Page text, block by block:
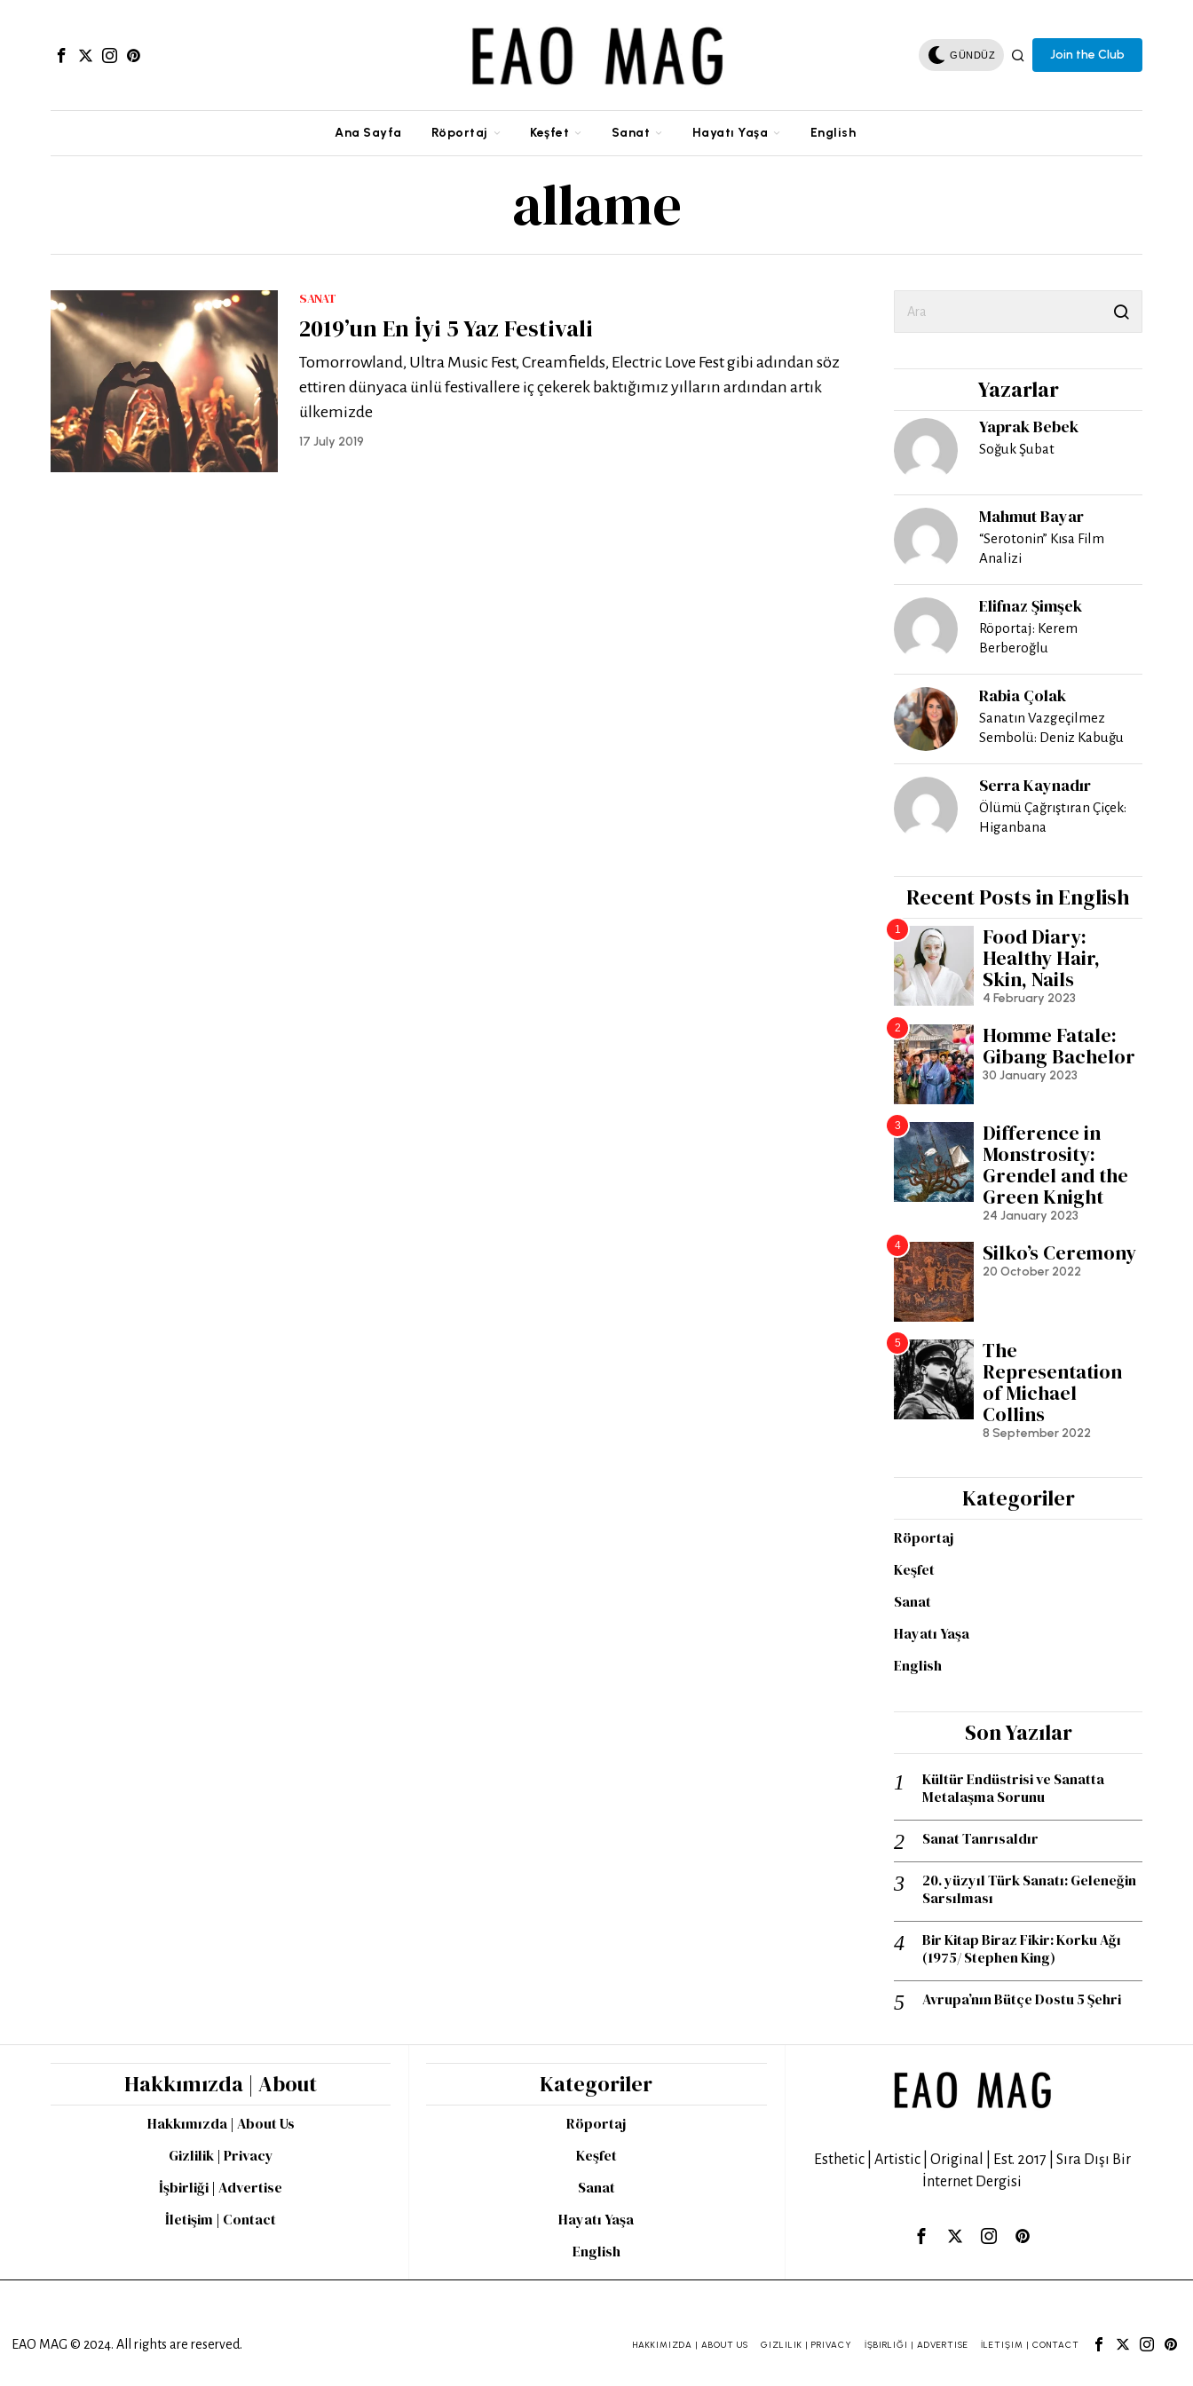
GÜNDÜZ Join the Club
Ana Sayfa Röportaj Keşfet Sanat Hayatı Yaşa English
allame
SANAT
2019’un En İyi 5 Yaz Festivali
Tomorrowland, Ultra Music Fest, Creamfields, Electric Love Fest gibi adından söz
ettiren dünyaca ünlü festivallere iç çekerek baktığımız yılların ardından artık
ülkemizde
17 July 2019
Yazarlar
Yaprak Bebek
Soğuk Şubat
Mahmut Bayar
“Serotonin” Kısa Film
Analizi
Elifnaz Şimşek
Röportaj: Kerem
Berberoğlu
Rabia Çolak
Sanatın Vazgeçilmez
Sembolü: Deniz Kabuğu
Serra Kaynadır
Ölümü Çağrıştıran Çiçek:
Higanbana
Recent Posts in English
1
Food Diary:
Healthy Hair,
Skin, Nails
4 February 2023
2
Homme Fatale:
Gibang Bachelor
30 January 2023
3
Difference in
Monstrosity:
Grendel and the
Green Knight
24 January 2023
4 Silko’s Ceremony
20 October 2022
5
The
Representation
of Michael
Collins
8 September 2022
Kategoriler
Röportaj
Keşfet
Sanat
Hayatı Yaşa
English
Son Yazılar
Kültür Endüstrisi ve Sanatta
Metalaşma Sorunu
Sanat Tanrısaldır
20. yüzyıl Türk Sanatı: Geleneğin
Sarsılması
Bir Kitap Biraz Fikir: Korku Ağı
(1975/ Stephen King)
Avrupa’nın Bütçe Dostu 5 Şehri
Hakkımızda | About
Hakkımızda | About Us
Gizlilik | Privacy
İşbirliği | Advertise
İletişim | Contact
Kategoriler
Röportaj
Keşfet
Sanat
Hayatı Yaşa
English
Esthetic | Artistic | Original | Est. 2017 | Sıra Dışı Bir
İnternet Dergisi
EAO MAG © 2024. All rights are reserved. HAKKIMIZDA | ABOUT US GIZLILIK | PRIVACY İŞBIRLIĞI | ADVERTISE İLETIŞIM | CONTACT